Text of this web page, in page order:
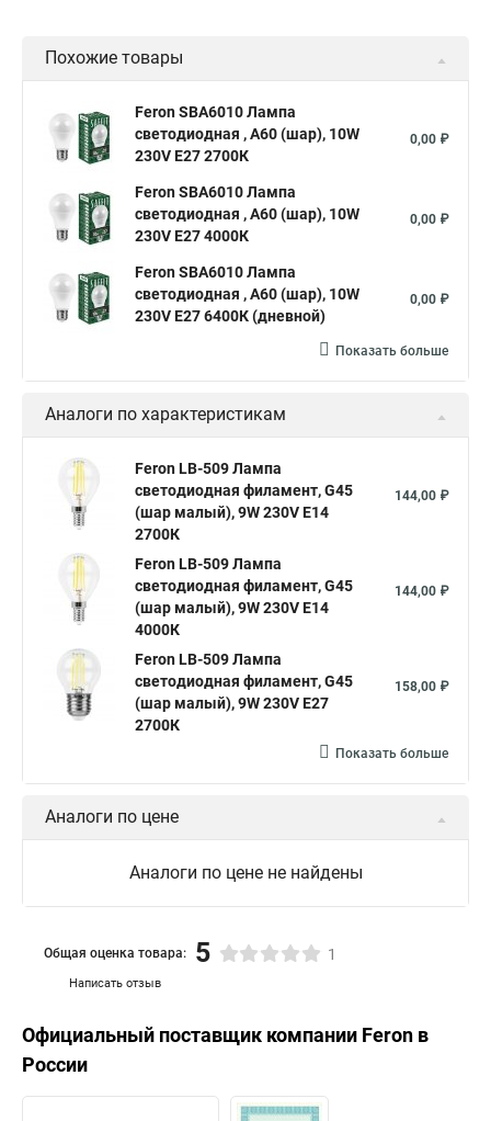
Похожие товары
Feron SBA6010 Лампа
светодиодная , A60 (шар), 10W
230V E27 2700К
0,00 ₽
Feron SBA6010 Лампа
светодиодная , A60 (шар), 10W
230V E27 4000К
0,00 ₽
Feron SBA6010 Лампа
светодиодная , A60 (шар), 10W
230V E27 6400К (дневной)
0,00 ₽
Показать больше
Аналоги по характеристикам
Feron LB-509 Лампа
светодиодная филамент, G45
(шар малый), 9W 230V E14
2700К
144,00 ₽
Feron LB-509 Лампа
светодиодная филамент, G45
(шар малый), 9W 230V E14
4000К
144,00 ₽
Feron LB-509 Лампа
светодиодная филамент, G45
(шар малый), 9W 230V E27
2700К
158,00 ₽
Показать больше
Аналоги по цене
Аналоги по цене не найдены
Написать отзыв
Общая оценка товара: 5 1
Официальный поставщик компании Feron в
России